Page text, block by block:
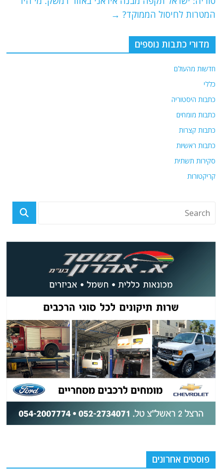
k
המטרות לחיסול הממוקד? →
מדורי כתבות נוספים
חדשות מהעולם
כללי
כתבות היסטוריה
כתבות מומחים
כתבות קצרות
כתבות ראשיות
סקירות תשתית
קריקטורות
פוסטים אחרונים